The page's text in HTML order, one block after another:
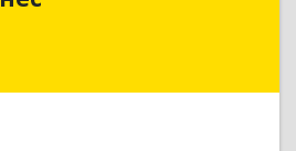
Завода п, дом № 11,